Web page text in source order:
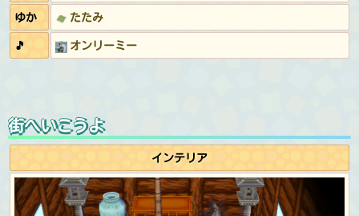
ゆか
たたみ
🎵
オンリーミー
街へいこうよ
インテリア